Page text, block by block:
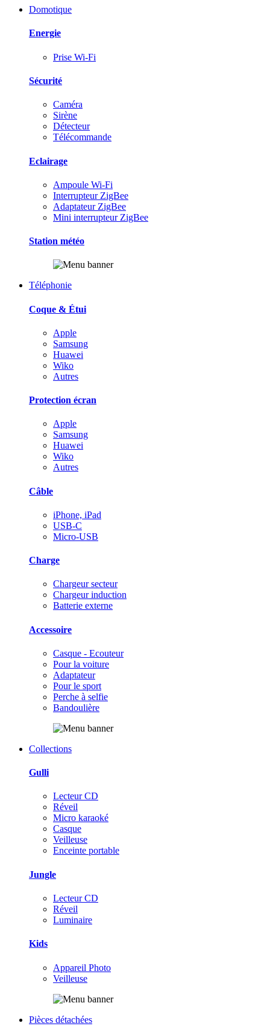
Domotique
Energie
Prise Wi-Fi
Sécurité
Caméra
Sirène
Détecteur
Télécommande
Eclairage
Ampoule Wi-Fi
Interrupteur ZigBee
Adaptateur ZigBee
Mini interrupteur ZigBee
Station météo
Téléphonie
Coque & Étui
Apple
Samsung
Huawei
Wiko
Autres
Protection écran
Apple
Samsung
Huawei
Wiko
Autres
Câble
iPhone, iPad
USB-C
Micro-USB
Charge
Chargeur secteur
Chargeur induction
Batterie externe
Accessoire
Casque - Ecouteur
Pour la voiture
Adaptateur
Pour le sport
Perche à selfie
Bandoulière
Collections
Gulli
Lecteur CD
Réveil
Micro karaoké
Casque
Veilleuse
Enceinte portable
Jungle
Lecteur CD
Réveil
Luminaire
Kids
Appareil Photo
Veilleuse
Pièces détachées